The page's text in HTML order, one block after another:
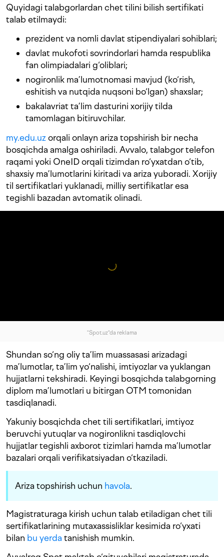
Quyidagi talabgorlardan chet tilini bilish sertifikati
talab etilmaydi:
prezident va nomli davlat stipendiyalari sohiblari;
davlat mukofoti sovrindorlari hamda respublika
fan olimpiadalari g‘oliblari;
nogironlik ma’lumotnomasi mavjud (ko‘rish,
eshitish va nutqida nuqsoni bo‘lgan) shaxslar;
bakalavriat ta’lim dasturini xorijiy tilda
tamomlagan bitiruvchilar.
my.edu.uzorqali onlayn ariza topshirish bir necha
bosqichda amalga oshiriladi. Avvalo, talabgor telefon
raqami yoki OneID orqali tizimdan ro‘yxatdan o‘tib,
shaxsiy ma’lumotlarini kiritadi va ariza yuboradi. Xorijiy
til sertifikatlari yuklanadi, milliy sertifikatlar esa
tegishli bazadan avtomatik olinadi.
"Spot.uz"da reklama
Shundan so‘ng oliy ta’lim muassasasi arizadagi
ma’lumotlar, ta’lim yo‘nalishi, imtiyozlar va yuklangan
hujjatlarni tekshiradi. Keyingi bosqichda talabgorning
diplom ma’lumotlari u bitirgan OTM tomonidan
tasdiqlanadi.
Yakuniy bosqichda chet tili sertifikatlari, imtiyoz
beruvchi yutuqlar va nogironlikni tasdiqlovchi
hujjatlar tegishli axborot tizimlari hamda ma’lumotlar
bazalari orqali verifikatsiyadan o‘tkaziladi.
Ariza topshirish uchun havola.
Magistraturaga kirish uchun talab etiladigan chet tili
sertifikatlarining mutaxassisliklar kesimida ro‘yxati
bilan bu yerda tanishish mumkin.